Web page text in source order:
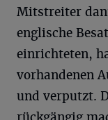
Mitstreiter
englische
einrichteten,
vorhandenen
und verputzt.